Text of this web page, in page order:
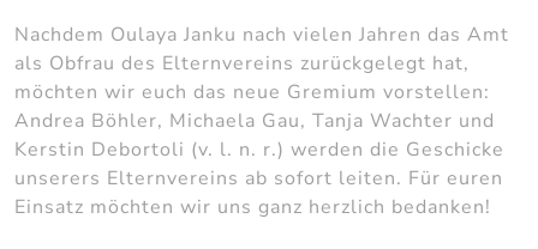
Nachdem Oulaya Janku nach vielen Jahren das Amt
als Obfrau des Elternvereins zurückgelegt hat,
möchten wir euch das neue Gremium vorstellen:
Andrea Böhler, Michaela Gau, Tanja Wachter und
Kerstin Debortoli (v. l. n. r.) werden die Geschicke
unserers Elternvereins ab sofort leiten. Für euren
Einsatz möchten wir uns ganz herzlich bedanken!